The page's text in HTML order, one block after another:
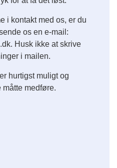
i kontakt med os, er du
os en e-mail:
Husk ikke at skrive
i mailen.
hurtigst muligt og
måtte medføre.